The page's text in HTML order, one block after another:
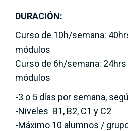
DURACIÓN:
Curso de 10h/semana:
módulos
Curso de 6h/semana:
módulos
-3 o 5 días por semana,
-Niveles B1, B2, C1 y C2
-Máximo 10 alumnos /